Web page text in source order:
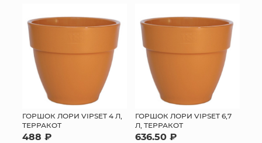
ГОРШОК ЛОРИ VIPSET 4 Л,
ТЕРРАКОТ
488 ₽
ГОРШОК ЛОРИ VIPSET 6,7
Л, ТЕРРАКОТ
636.50 ₽